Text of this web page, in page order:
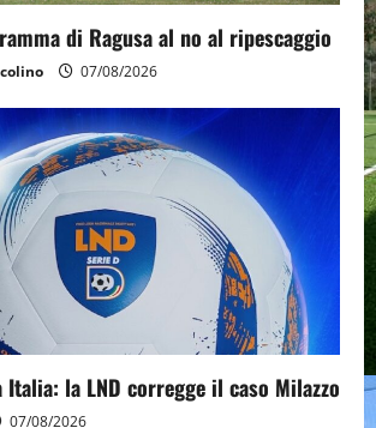
di Ragusa al no al ripescaggio
07/08/2026
Italia: la LND corregge il caso Milazzo
07/08/2026